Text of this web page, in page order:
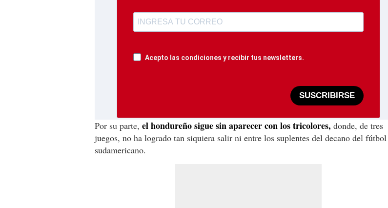
Acepto las condiciones y recibir tus newsletters.
SUSCRIBIRSE
Por su parte, el hondureño sigue sin aparecer con los tricolores, donde, de tres
juegos, no ha logrado tan siquiera salir ni entre los suplentes del decano del fútbol
sudamericano.